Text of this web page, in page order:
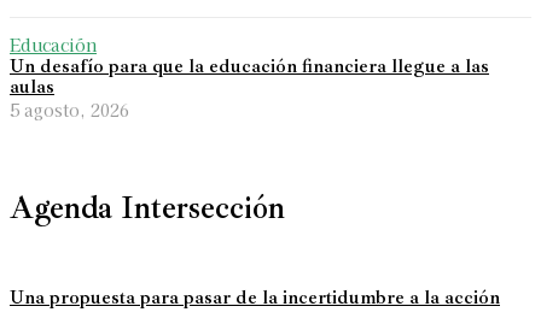
Educación
Un desafío para que la educación financiera llegue a las
aulas
5 agosto, 2026
Agenda Intersección
Una propuesta para pasar de la incertidumbre a la acción